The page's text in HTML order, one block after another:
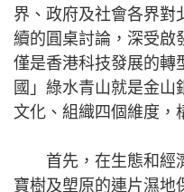
界、政府及社會各界對
續的圓桌討論，深受啟
僅是香港科技發展的轉
國」綠水青山就是金山
文化、組織四個維度，
首先，在生態和經
寶樹及塱原的連片濕地